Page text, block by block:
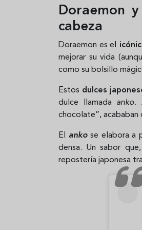
Doraemon
cabeza
Doraemon es e l
mejorar su vida
como su bolsillo
Estos dulces
dulce llamada anko.
chocolate”, acababan
El ankose elabora a
densa. Un sabor
repostería japonesa